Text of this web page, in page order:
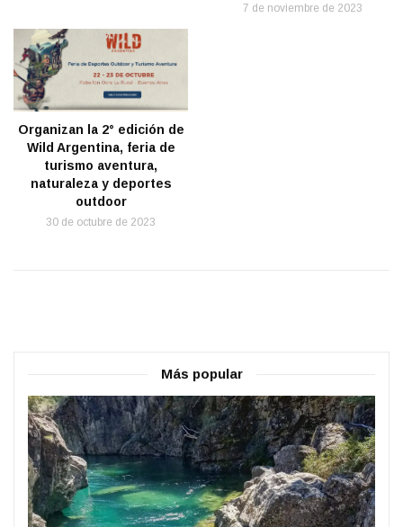
7 de noviembre de 2023
Organizan la 2° edición de
Wild Argentina, feria de
turismo aventura,
naturaleza y deportes
outdoor
30 de octubre de 2023
Más popular